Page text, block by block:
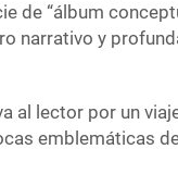
de “álbum
narrativo y
al lector por un
emblemáticas